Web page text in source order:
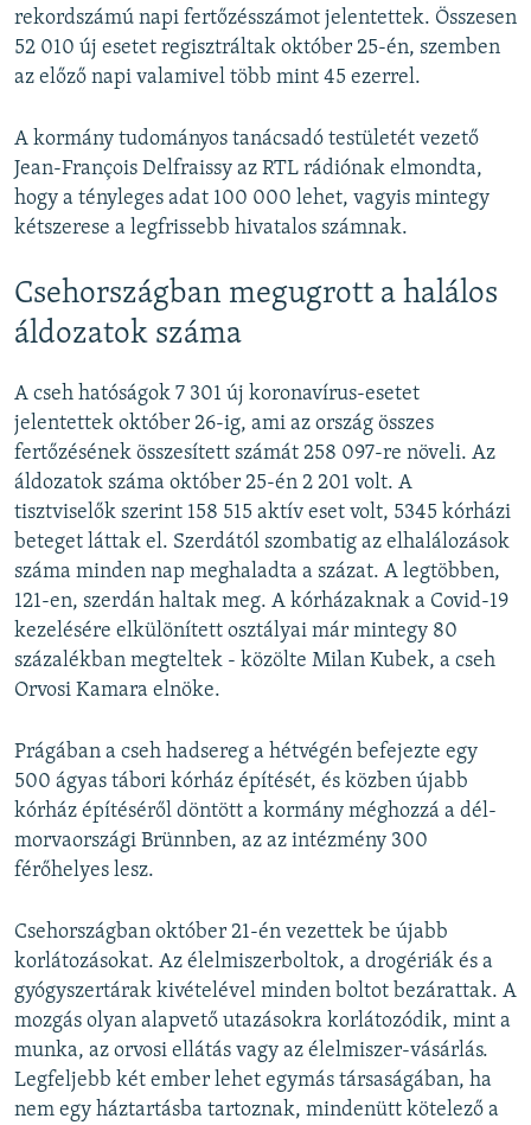
rekordszámú napi fertőzésszámot jelentettek. Összesen
52 010 új esetet regisztráltak október 25-én, szemben
az előző napi valamivel több mint 45 ezerrel.
A kormány tudományos tanácsadó testületét vezető
Jean-François Delfraissy az RTL rádiónak elmondta,
hogy a tényleges adat 100 000 lehet, vagyis mintegy
kétszerese a legfrissebb hivatalos számnak.
Csehországban megugrott a halálos
áldozatok száma
A cseh hatóságok 7 301 új koronavírus-esetet
jelentettek október 26-ig, ami az ország összes
fertőzésének összesített számát 258 097-re növeli. Az
áldozatok száma október 25-én 2 201 volt. A
tisztviselők szerint 158 515 aktív eset volt, 5345 kórházi
beteget láttak el. Szerdától szombatig az elhalálozások
száma minden nap meghaladta a százat. A legtöbben,
121-en, szerdán haltak meg. A kórházaknak a Covid-19
kezelésére elkülönített osztályai már mintegy 80
százalékban megteltek - közölte Milan Kubek, a cseh
Orvosi Kamara elnöke.
Prágában a cseh hadsereg a hétvégén befejezte egy
500 ágyas tábori kórház építését, és közben újabb
kórház építéséről döntött a kormány méghozzá a dél-
morvaországi Brünnben, az az intézmény 300
férőhelyes lesz.
Csehországban október 21-én vezettek be újabb
korlátozásokat. Az élelmiszerboltok, a drogériák és a
gyógyszertárak kivételével minden boltot bezárattak. A
mozgás olyan alapvető utazásokra korlátozódik, mint a
munka, az orvosi ellátás vagy az élelmiszer-vásárlás.
Legfeljebb két ember lehet egymás társaságában, ha
nem egy háztartásba tartoznak, mindenütt kötelező a